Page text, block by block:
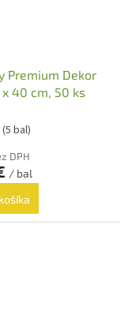
Premium Dekor
40 cm, 50 ks
(5 bal)
DPH
/ bal